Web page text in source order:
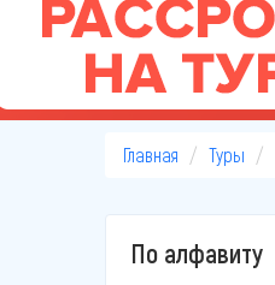
Главная Туры
По алфавиту